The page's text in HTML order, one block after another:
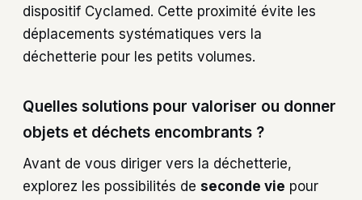
dispositif Cyclamed. Cette proximité évite les
déplacements systématiques vers la
déchetterie pour les petits volumes.
Quelles solutions pour valoriser ou donner
objets et déchets encombrants ?
Avant de vous diriger vers la déchetterie,
explorez les possibilités de seconde vie pour